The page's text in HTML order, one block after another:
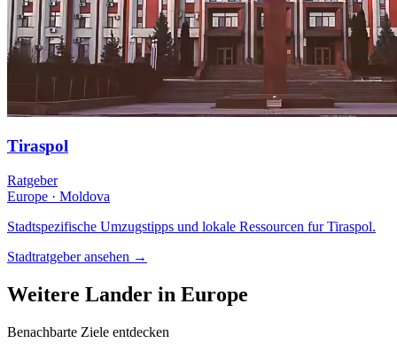
Tiraspol
Ratgeber
Europe · Moldova
Stadtspezifische Umzugstipps und lokale Ressourcen fur Tiraspol.
Stadtratgeber ansehen →
Weitere Lander in Europe
Benachbarte Ziele entdecken